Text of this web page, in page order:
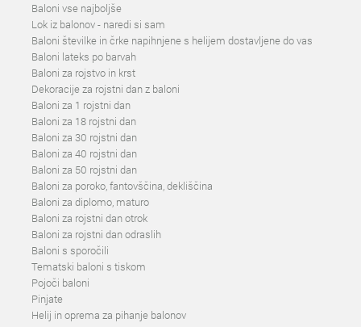
Baloni vse najboljše
Lok iz balonov - naredi si sam
Baloni številke in črke napihnjene s helijem dostavljene do vas
Baloni lateks po barvah
Baloni za rojstvo in krst
Dekoracije za rojstni dan z baloni
Baloni za 1 rojstni dan
Baloni za 18 rojstni dan
Baloni za 30 rojstni dan
Baloni za 40 rojstni dan
Baloni za 50 rojstni dan
Baloni za poroko, fantovščina, dekliščina
Baloni za diplomo, maturo
Baloni za rojstni dan otrok
Baloni za rojstni dan odraslih
Baloni s sporočili
Tematski baloni s tiskom
Pojoči baloni
Pinjate
Helij in oprema za pihanje balonov